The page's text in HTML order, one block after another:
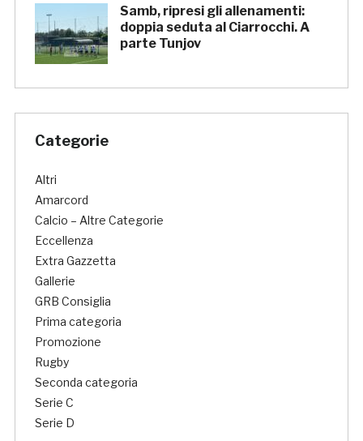
Samb, ripresi gli allenamenti:
doppia seduta al Ciarrocchi. A
parte Tunjov
Categorie
Altri
Amarcord
Calcio – Altre Categorie
Eccellenza
Extra Gazzetta
Gallerie
GRB Consiglia
Prima categoria
Promozione
Rugby
Seconda categoria
Serie C
Serie D